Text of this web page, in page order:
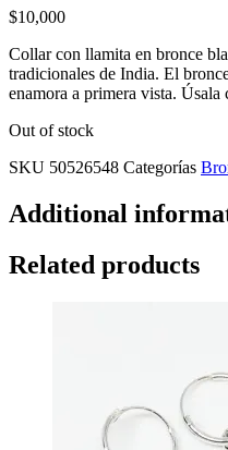
$10,000
Collar con llamita en bronce
tradicionales de India. El
enamora a primera vista. Úsala
Out of stock
SKU 50526548 Categorías
Additional
Related products